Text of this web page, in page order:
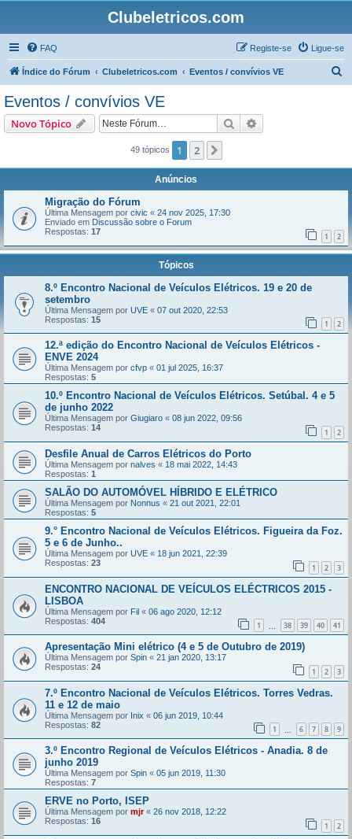
Clubeletricos.com
FAQ Ligue-se
Registe-se
Índice do Fórum Clubeletricos.com Eventos / convívios VE
Eventos / convívios VE
Novo Tópico Pesquisar
49 tópicos 1 2
Anúncios
Migração do Fórum
Última Mensagem por civic « 24 nov 2025, 17:30
Enviado em Discussão sobre o Forum
Respostas: 17 1 2
Tópicos
8.º Encontro Nacional de Veículos Elétricos. 19 e 20 de
setembro
Última Mensagem por UVE « 07 out 2020, 22:53
Respostas: 15 1 2
12.ª edição do Encontro Nacional de Veículos Elétricos -
ENVE 2024
Última Mensagem por cfvp « 01 jul 2025, 16:37
Respostas: 5
10.º Encontro Nacional de Veículos Elétricos. Setúbal. 4 e 5
de junho 2022
Última Mensagem por Giugiaro « 08 jun 2022, 09:56
Respostas: 14 1 2
Desfile Anual de Carros Elétricos do Porto
Última Mensagem por nalves « 18 mai 2022, 14:43
Respostas: 1
SALÃO DO AUTOMÓVEL HÍBRIDO E ELÉTRICO
Última Mensagem por Nonnus « 21 out 2021, 22:01
Respostas: 5
9.° Encontro Nacional de Veículos Elétricos. Figueira da Foz.
5 e 6 de Junho..
Última Mensagem por UVE « 18 jun 2021, 22:39
Respostas: 23 1 2 3
ENCONTRO NACIONAL DE VEÍCULOS ELÉCTRICOS 2015 -
LISBOA
Última Mensagem por Fil « 06 ago 2020, 12:12
Respostas: 404 1 38 39 40 41
Apresentação Mini elétrico (4 e 5 de Outubro de 2019)
Última Mensagem por Spin « 21 jan 2020, 13:17
Respostas: 24 1 2 3
7.º Encontro Nacional de Veículos Elétricos. Torres Vedras.
11 e 12 de maio
Última Mensagem por Inix « 06 jun 2019, 10:44
Respostas: 82 1 6 7 8 9
3.º Encontro Regional de Veículos Elétricos - Anadia. 8 de
junho 2019
Última Mensagem por Spin « 05 jun 2019, 11:30
Respostas: 7
ERVE no Porto, ISEP
Última Mensagem por mjr« 26 nov 2018, 12:22
Respostas: 16 1 2